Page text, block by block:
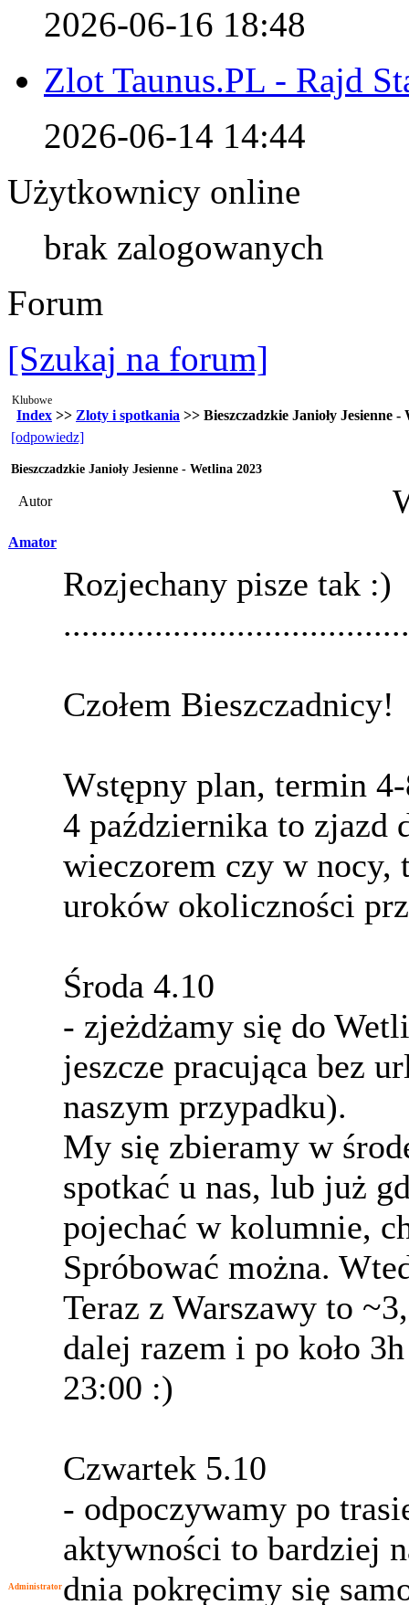
2026-06-16 18:48
Zlot Taunus.PL - Rajd
2026-06-14 14:44
Użytkownicy online
brak zalogowanych
Forum
[Szukaj na forum]
Klubowe
Index >> Zloty i spotkania >> Bieszczadzkie Janioły Jesienne -
[odpowiedz]
Bieszczadzkie Janioły Jesienne - Wetlina 2023
Autor
Amator
Administrator
Rozjechany pisze tak :)
Czołem Bieszczadnicy!
Wstępny plan, termin
4 października to zjazd
wieczorem czy w nocy,
uroków okoliczności
Środa 4.10
- zjeżdżamy się do
jeszcze pracująca bez
naszym przypadku).
My się zbieramy w
spotkać u nas, lub już
pojechać w kolumnie,
Spróbować można.
Teraz z Warszawy to
dalej razem i po koło
23:00 :)
Czwartek 5.10
- odpoczywamy po
aktywności to bardziej
dnia pokręcimy się